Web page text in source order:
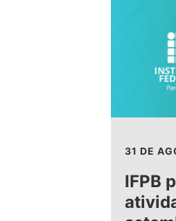
31 DE
IFPB